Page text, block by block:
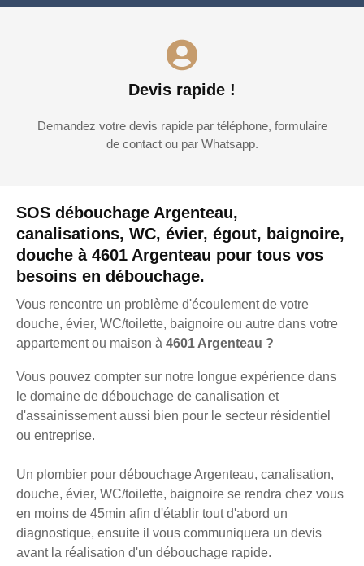
SOS débouchage Argenteau,
canalisations, WC, évier, égout, baignoire,
douche à 4601 Argenteau pour tous vos
besoins en débouchage.
Vous rencontre un problème d'écoulement de votre
douche, évier, WC/toilette, baignoire ou autre dans votre
appartement ou maison à 4601 Argenteau ?
Vous pouvez compter sur notre longue expérience dans
le domaine de débouchage de canalisation et
d'assainissement aussi bien pour le secteur résidentiel
ou entreprise.
Un plombier pour débouchage Argenteau, canalisation,
douche, évier, WC/toilette, baignoire se rendra chez vous
en moins de 45min afin d'établir tout d'abord un
diagnostique, ensuite il vous communiquera un devis
avant la réalisation d'un débouchage rapide.
Devis rapide !
Demandez votre devis rapide par téléphone, formulaire
de contact ou par Whatsapp.